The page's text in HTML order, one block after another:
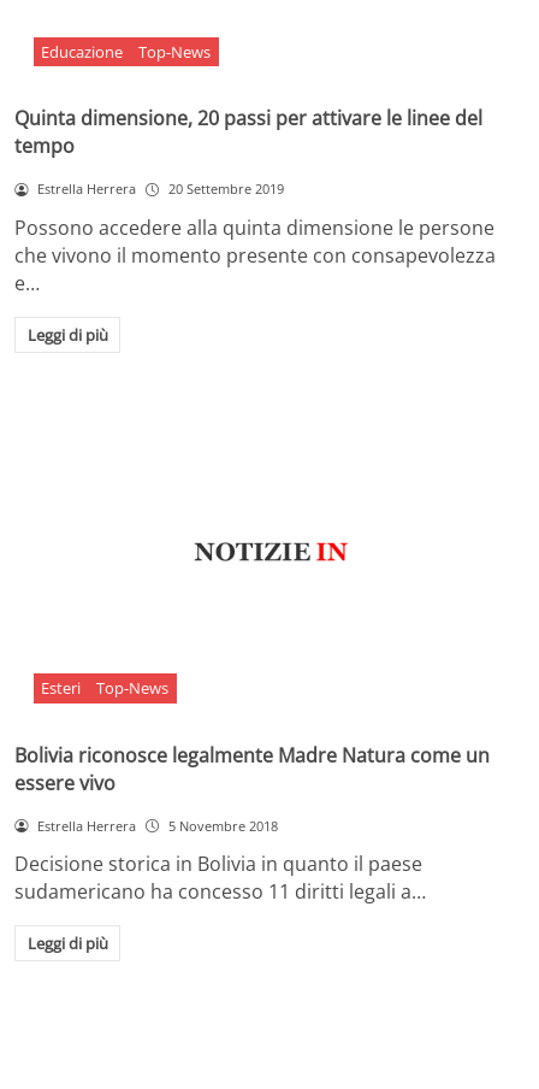
Educazione Top-News
Quinta dimensione, 20 passi per attivare le linee del
tempo
Estrella Herrera 20 Settembre 2019
Possono accedere alla quinta dimensione le persone
che vivono il momento presente con consapevolezza
e…
Leggi di più
Esteri Top-News
Bolivia riconosce legalmente Madre Natura come un
essere vivo
Estrella Herrera 5 Novembre 2018
Decisione storica in Bolivia in quanto il paese
sudamericano ha concesso 11 diritti legali a…
Leggi di più